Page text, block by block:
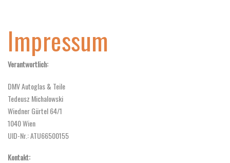
Impressum
Verantwortlich:
DMV Autoglas & Teile
Tedeusz Michalowski
Wiedner Gürtel 64/1
1040 Wien
UID-Nr.: ATU66500155
Kontakt: